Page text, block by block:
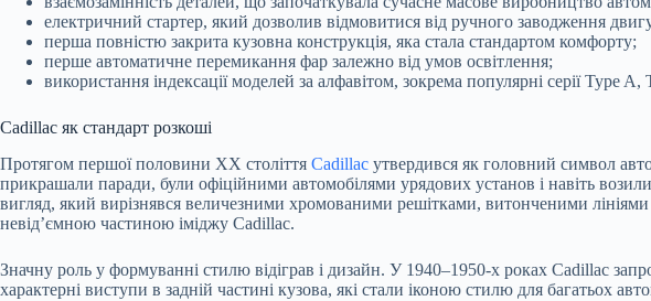
електричний стартер, який дозволив відмовитися від ручного заводження
перша повністю закрита кузовна конструкція, яка стала стандартом комфорту;
перше автоматичне перемикання фар залежно від умов освітлення;
використання індексації моделей за алфавітом, зокрема популярні серії Type A,
Cadillac як стандарт розкоші
Протягом першої половини XX століття Cadillac утвердився як головний символ
прикрашали паради, були офіційними автомобілями урядових установ і навіть
вигляд, який вирізнявся величезними хромованими решітками, витонченими
невід’ємною частиною іміджу Cadillac.
Значну роль у формуванні стилю відіграв і дизайн. У 1940–1950-х роках Cadillac
характерні виступи в задній частині кузова, які стали іконою стилю для багатьох